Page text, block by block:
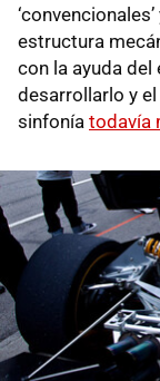
estructura
con la ayuda
desarrollarlo y
sinfonía todavía